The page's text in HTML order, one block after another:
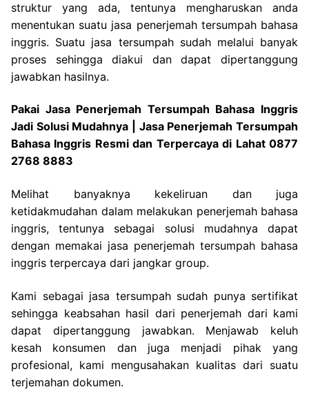
struktur yang ada, tentunya mengharuskan anda
menentukan suatu jasa penerjemah tersumpah bahasa
inggris. Suatu jasa tersumpah sudah melalui banyak
proses sehingga diakui dan dapat dipertanggung
jawabkan hasilnya.
Pakai Jasa Penerjemah Tersumpah Bahasa Inggris
Jadi Solusi Mudahnya | Jasa Penerjemah Tersumpah
Bahasa Inggris Resmi dan Terpercaya di Lahat 0877
2768 8883
Melihat banyaknya kekeliruan dan juga
ketidakmudahan dalam melakukan penerjemah bahasa
inggris, tentunya sebagai solusi mudahnya dapat
dengan memakai jasa penerjemah tersumpah bahasa
inggris terpercaya dari jangkar group.
Kami sebagai jasa tersumpah sudah punya sertifikat
sehingga keabsahan hasil dari penerjemah dari kami
dapat dipertanggung jawabkan. Menjawab keluh
kesah konsumen dan juga menjadi pihak yang
profesional, kami mengusahakan kualitas dari suatu
terjemahan dokumen.